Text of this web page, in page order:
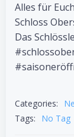
Alles für
Schloss
Das
Categories:
Tags:
No Tag